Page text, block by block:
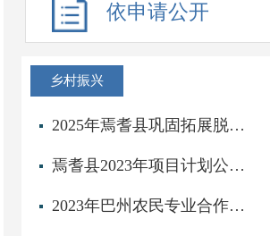
依申请公开
乡村振兴
2025年焉耆县巩固拓展脱贫攻坚成果同乡村振兴有效衔接资金安排分配情况公示
焉耆县2023年项目计划公告情况
2023年巴州农民专业合作社示范社申报名单汇总表